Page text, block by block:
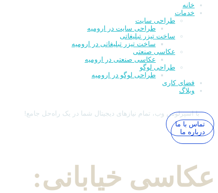
خانه
خدمات
طراحی سایت
طراحی سایت در ارومیه
ساخت تیزر تبلیغاتی
ساخت تیزر تبلیغاتی در ارومیه
عکاسی صنعتی
عکاسی صنعتی در ارومیه
طراحی لوگو
طراحی لوگو در ارومیه
فضای کاری
وبلاگ
با اسپرلوس وب، تمام نیازهای دیجیتال شما در یک راه‌حل جامع!
تماس با ما
درباره ما
عکاسی خیابانی: